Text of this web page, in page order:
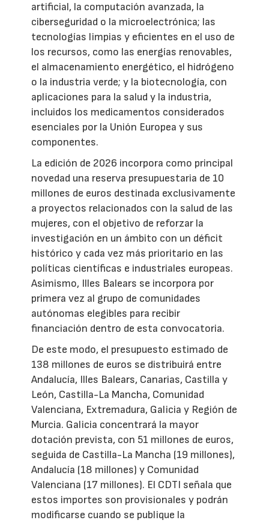
artificial, la computación avanzada, la
ciberseguridad o la microelectrónica; las
tecnologías limpias y eficientes en el uso de
los recursos, como las energías renovables,
el almacenamiento energético, el hidrógeno
o la industria verde; y la biotecnología, con
aplicaciones para la salud y la industria,
incluidos los medicamentos considerados
esenciales por la Unión Europea y sus
componentes.
La edición de 2026 incorpora como principal
novedad una reserva presupuestaria de 10
millones de euros destinada exclusivamente
a proyectos relacionados con la salud de las
mujeres, con el objetivo de reforzar la
investigación en un ámbito con un déficit
histórico y cada vez más prioritario en las
políticas científicas e industriales europeas.
Asimismo, Illes Balears se incorpora por
primera vez al grupo de comunidades
autónomas elegibles para recibir
financiación dentro de esta convocatoria.
De este modo, el presupuesto estimado de
138 millones de euros se distribuirá entre
Andalucía, Illes Balears, Canarias, Castilla y
León, Castilla-La Mancha, Comunidad
Valenciana, Extremadura, Galicia y Región de
Murcia. Galicia concentrará la mayor
dotación prevista, con 51 millones de euros,
seguida de Castilla-La Mancha (19 millones),
Andalucía (18 millones) y Comunidad
Valenciana (17 millones). El CDTI señala que
estos importes son provisionales y podrán
modificarse cuando se publique la